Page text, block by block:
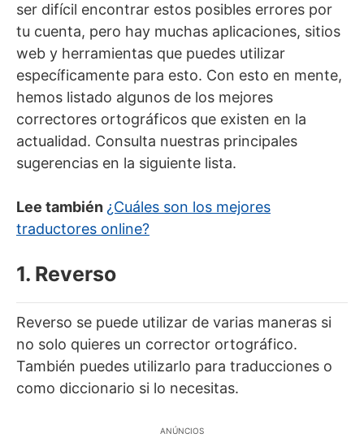
ser difícil encontrar estos posibles errores por
tu cuenta, pero hay muchas aplicaciones, sitios
web y herramientas que puedes utilizar
específicamente para esto. Con esto en mente,
hemos listado algunos de los mejores
correctores ortográficos que existen en la
actualidad. Consulta nuestras principales
sugerencias en la siguiente lista.
Lee también ¿Cuáles son los mejores
traductores online?
1. Reverso
Reverso se puede utilizar de varias maneras si
no solo quieres un corrector ortográfico.
También puedes utilizarlo para traducciones o
como diccionario si lo necesitas.
ANÚNCIOS